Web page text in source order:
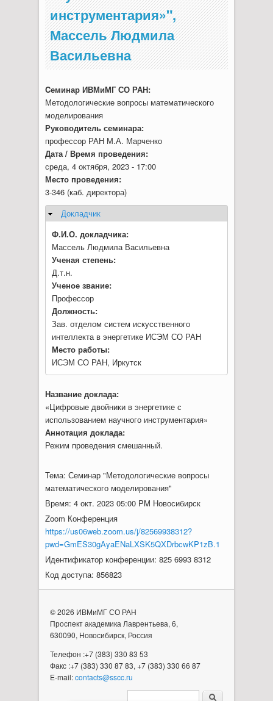
инструментария»",
Массель Людмила
Васильевна
Cеминар ИВМиМГ СО РАН:
Методологические вопросы математического
моделирования
Руководитель семинара:
профессор РАН М.А. Марченко
Дата / Время проведения:
среда, 4 октября, 2023 - 17:00
Место проведения:
3-346 (каб. директора)
Скрыть
Докладчик
Ф.И.О. докладчика:
Массель Людмила Васильевна
Ученая степень:
Д.т.н.
Ученое звание:
Профессор
Должность:
Зав. отделом систем искусственного
интеллекта в энергетике ИСЭМ СО РАН
Место работы:
ИСЭМ СО РАН, Иркутск
Название доклада:
«Цифровые двойники в энергетике с
использованием научного инструментария»
Аннотация доклада:
Режим проведения смешанный.
Тема: Семинар "Методологические вопросы
математического моделирования"
Время: 4 окт. 2023 05:00 PM Новосибирск
Zoom Конференция
https://us06web.zoom.us/j/82569938312?
pwd=GmES30gAyaENaLXSK5QXDrbcwKP1zB.1
Идентификатор конференции: 825 6993 8312
Код доступа: 856823
© 2026 ИВМиМГ СО РАН
Проспект академика Лаврентьева, 6,
630090, Новосибирск, Россия
Телефон :+7 (383) 330 83 53
Факс :+7 (383) 330 87 83, +7 (383) 330 66 87
E-mail:contacts@sscc.ru